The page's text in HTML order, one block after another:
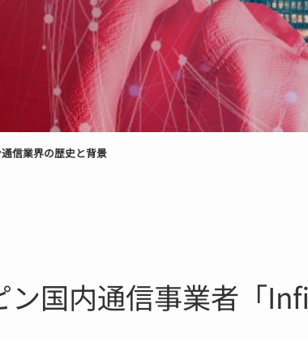
信業界の歴史と背景
ン国内通信事業者「